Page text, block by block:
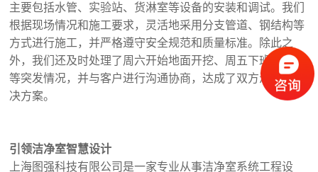
主要包括水管、实验站、货淋室等设备的安装和调试。我们
根据现场情况和施工要求，灵活地采用分支管道、钢结构等
方式进行施工，并严格遵守安全规范和质量标准。除此之
外，我们还及时处理了周六开始地面开挖、周五下班前清场
等突发情况，并与客户进行沟通协商，达成了双方满意的解
决方案。
引领洁净室智慧设计
上海图强科技有限公司是一家专业从事洁净室系统工程设